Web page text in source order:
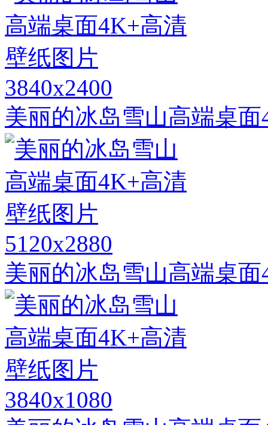
3840x2400
美丽的冰岛雪山高端桌
5120x2880
美丽的冰岛雪山高端桌
3840x1080